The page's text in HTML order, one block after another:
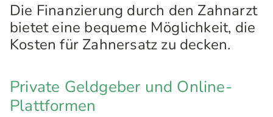
Die Finanzierung durch den Zahnarzt
bietet eine bequeme Möglichkeit, die
Kosten für Zahnersatz zu decken.
Private Geldgeber und Online-
Plattformen